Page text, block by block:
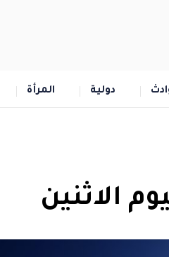
دولية المرأة
الاثنين